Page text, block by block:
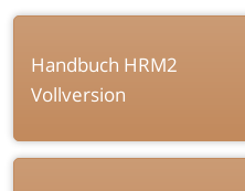
Handbuch HRM2
Vollversion